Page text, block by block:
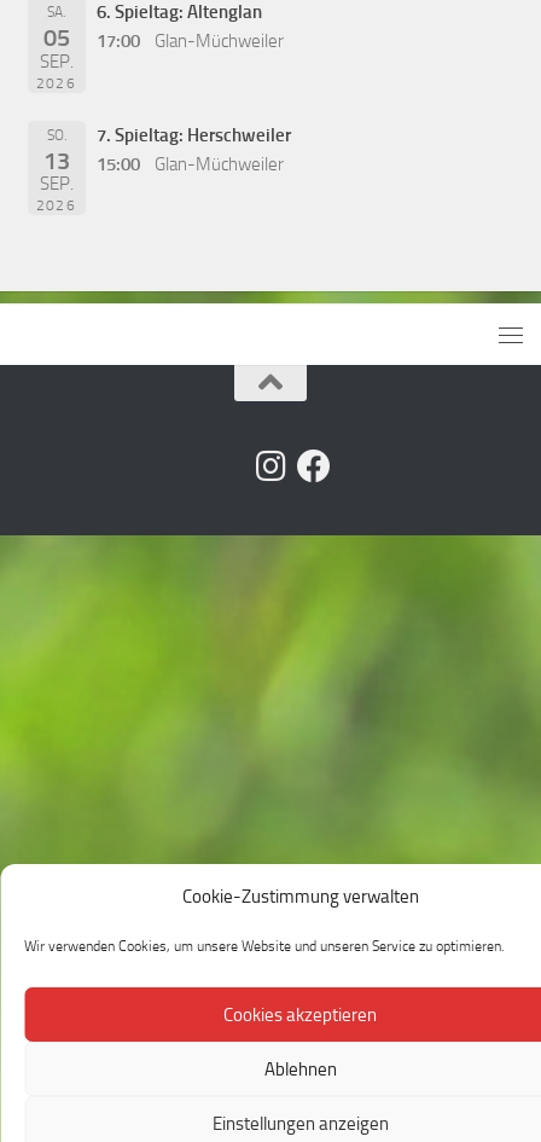
Cookie-Zustimmung verwalten
Wir verwenden Cookies, um unsere Website und unseren Service zu optimieren.
Cookies akzeptieren
Ablehnen
Einstellungen anzeigen
SA.
05
SEP.
2026
6. Spieltag: Altenglan
17:00
Glan-Müchweiler
SO.
13
SEP.
2026
7. Spieltag: Herschweiler
15:00
Glan-Müchweiler